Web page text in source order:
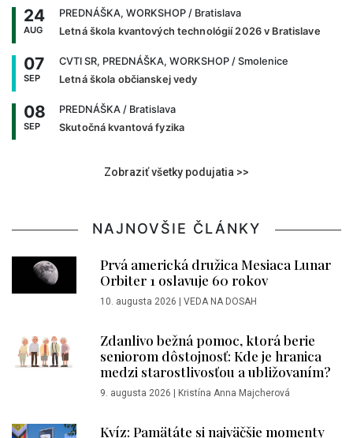
24
AUG
PREDNÁŠKA, WORKSHOP / Bratislava
Letná škola kvantových technológií 2026 v Bratislave
07
SEP
CVTI SR, PREDNÁŠKA, WORKSHOP / Smolenice
Letná škola občianskej vedy
08
SEP
PREDNÁŠKA / Bratislava
Skutočná kvantová fyzika
Zobraziť všetky podujatia >>
NAJNOVŠIE ČLÁNKY
Prvá americká družica Mesiaca Lunar
Orbiter 1 oslavuje 60 rokov
10. augusta 2026 VEDA NA DOSAH
Zdanlivo bežná pomoc, ktorá berie
seniorom dôstojnosť: Kde je hranica
medzi starostlivosťou a ubližovaním?
9. augusta 2026 Kristína Anna Majcherová
Kvíz: Pamätáte si najväčšie momenty